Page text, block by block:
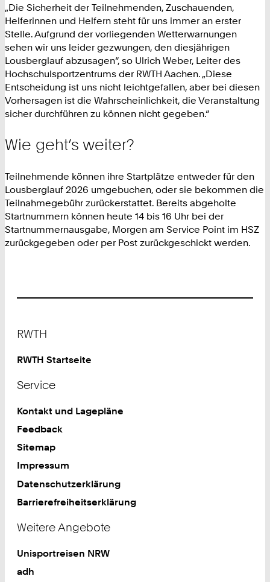
„Die Sicherheit der Teilnehmenden, Zuschauenden,
Helferinnen und Helfern steht für uns immer an erster
Stelle. Aufgrund der vorliegenden Wetterwarnungen
sehen wir uns leider gezwungen, den diesjährigen
Lousberglauf abzusagen“, so Ulrich Weber, Leiter des
Hochschulsportzentrums der RWTH Aachen. „Diese
Entscheidung ist uns nicht leichtgefallen, aber bei diesen
Vorhersagen ist die Wahrscheinlichkeit, die Veranstaltung
sicher durchführen zu können nicht gegeben.“
Wie geht’s weiter?
Teilnehmende können ihre Startplätze entweder für den
Lousberglauf 2026 umgebuchen, oder sie bekommen die
Teilnahmegebühr zurückerstattet. Bereits abgeholte
Startnummern können heute 14 bis 16 Uhr bei der
Startnummernausgabe, Morgen am Service Point im HSZ
zurückgegeben oder per Post zurückgeschickt werden.
RWTH
RWTH Startseite
Service
Kontakt und Lagepläne
Feedback
Sitemap
Impressum
Datenschutzerklärung
Barrierefreiheitserklärung
Weitere Angebote
Unisportreisen NRW
adh